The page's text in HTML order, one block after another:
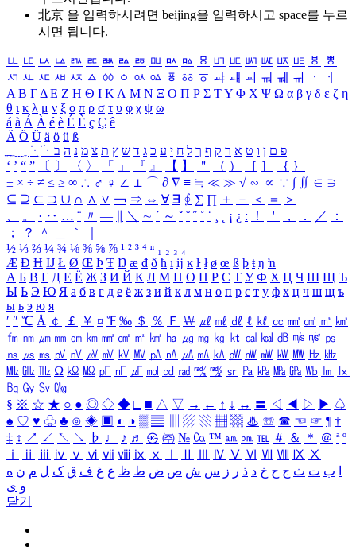
北京 을 입력하시려면 beijing을 입력하시고 space를 누르
시면 됩니다.
ㅥ ㅦ ㅧ ㅨ ㅩ ㅪ ㅫ ㅬ ㅭ ㅮ ㅯ ㅰ ㅱ ㅲ ㅳ ㅴ ㅵ ㅶ ㅷ ㅸ
ㅹ
ㅺ ㅻ ㅼ ㅽ ㅾ ㅿ ㆀ ㆁ ㆂ ㆃ ㆄ ㆅ ㆆ ㆇ ㆈ ㆉ ㆊ ㆋ ㆌ ㆍ
ㆎ
Α Β ΓΔ Ε Ζ Η Θ Ι ΚΛ Μ Ν Ξ Ο Π Ρ Σ ΤΥ Φ Χ Ψ Ω α β γ δ ε ζ η
θ ι κ λ μ ν ξ ο π ρ σ τ υ φ χ ψ ω
á à Á À é è É È ç Ç ê
Ä Ö Ü ä ö ü ß
ִֶֹ ֻּ ׁׂ פ ם ן ו ט א ר ק ף ך ל ח י ע כ ג ד ש ץ ת צ מ נ ה ב
‘ ’ “ ” 〔 〕 〈 〉 「 」 『 』 【 】 ＂ （ ） ［ ］ ｛ ｝
± × ÷ ≠ ≤ ≥ ∞ ∴ ♂ ♀ ∠ ⊥ ⌒ ∂ ∇ ≡ ≒ ≪ ≫ √ ∽ ∝ ∵ ∫ ∬ ∈ ∋
⊆ ⊇ ⊂ ⊃ ∪ ∩ ∧ ∨ ￢ ⇒ ⇔ ∀ ∃ ∮ ∑ ∏ ＋ － ＜ ＝
＞
、
。 · ‥ … ¨ 〃 ― ＼ ∼ ´ ～ ˇ ˘ ˝ ˚ ˙ ¸ ¡ ¿ ː ！ ＇ ， ． ／
：
；
？ ＾ ｀
½ ⅓ ⅔ ¼ ¾ ⅛ ⅜ ⅝ ⅞ ¹ ² ³ ⁴ ⁿ ₁ ₂ ₃ ₄
Æ Ð Ħ Ĳ Ł Ø Œ Þ Ŧ Ŋ æ đ ð ħ ı ĳ ĸ ŀ ł ø œ ß þ ŧ ŋ ŉ
А Б В Г Д Е Ё Ж З И Й К Л М Н О П Р С Т У Ф Х Ц Ч Ш Щ Ъ
Ы Ь Э Ю Я а б в г д е ё ж з и й к л м н о п р с т у ф х ц ч ш щ ъ
ы ь э ю я
′ ″ ℃ Å ￠ ￡ ￥ ¤ ℉ ‰ ＄ ％ Ｆ ￦ ㎕ ㎖ ㎗ ℓ ㎘ ㏄ ㎣ ㎤ ㎥ ㎦
㎙ ㎚ ㎛ ㎜ ㎝ ㎞ ㎟ ㎠ ㎡ ㎢ ㏊ ㎍ ㎎ ㎏ ㏏ ㎈ ㎉ ㏈ ㎧ ㎨ ㎰
㎱ ㎲ ㎳ ㎴ ㎵ ㎶ ㎷ ㎸ ㎹ ㎀ ㎁ ㎂ ㎃ ㎄ ㎺ ㎻ ㎽ ㎾ ㎿ ㎐ ㎑
㎒ ㎓ ㎔ Ω ㏀ ㏁ ㎊ ㎋ ㎌ ㏖ ㏅ ㎭ ㎮ ㎯ ㏛ ㎩ ㎪ ㎫ ㎬ ㏝ ㏐
㏓
㏃ ㏉ ㏜ ㏆
§ ※ ☆ ★ ○ ● ◎ ◇ ◆ □ ■ △ ▽ → ← ↑ ↓ ↔ 〓 ◁ ◀ ▷ ▶ ♤
♠ ♡ ♥ ♧ ♣ ⊙ ◈ ▣ ◐ ◑ ▒ ▤ ▨ ▧ ▦ ▩ ♨ ☏ ☎ ☜ ☞ ¶ †
‡ ↕ ↗ ↙ ↖ ↘ ♭ ♩ ♪ ♬ ㉿ ㈜ № ㏇ ™ ㏂ ㏘ ℡ ＃ ＆ ＊ ＠ ª º
ⅰ
ⅱ ⅲ ⅳ ⅴ ⅵ ⅶ ⅷ ⅸ ⅹ Ⅳ Ⅴ Ⅵ Ⅶ Ⅷ Ⅸ Ⅹ
ب ت ث ج ح خ د ذ ر ز س ش ص ض ط ظ ع غ ف ق ک ل م ن ه
و ی
닫기